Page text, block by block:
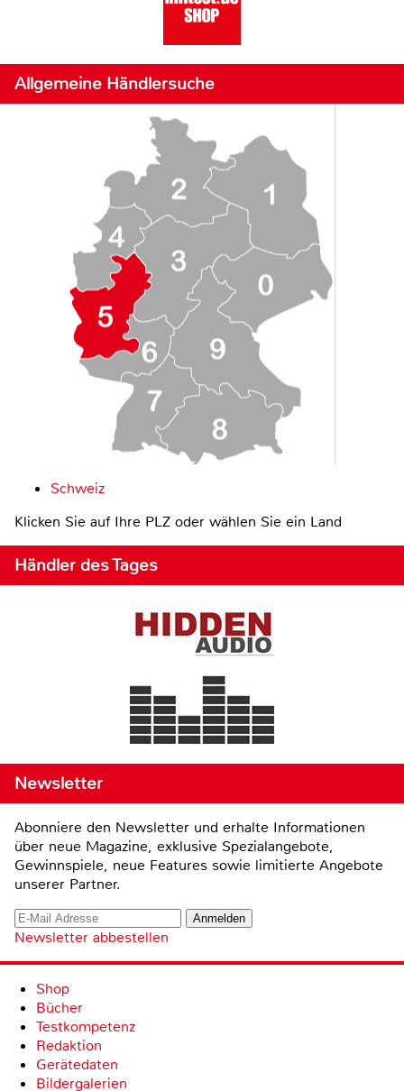
Allgemeine Händlersuche
Schweiz
Klicken Sie auf Ihre PLZ oder wählen Sie ein Land
Händler des Tages
Newsletter
Abonniere den Newsletter und erhalte Informationen
über neue Magazine, exklusive Spezialangebote,
Gewinnspiele, neue Features sowie limitierte Angebote
unserer Partner.
Newsletter abbestellen
Shop
Bücher
Testkompetenz
Redaktion
Gerätedaten
Bildergalerien